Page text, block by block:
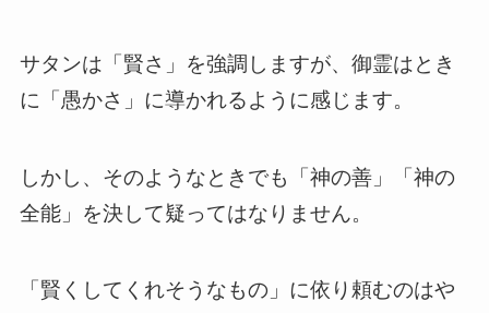
サタンは「賢さ」を強調しますが、御霊はとき
に「愚かさ」に導かれるように感じます。
しかし、そのようなときでも「神の善」「神の
全能」を決して疑ってはなりません。
「賢くしてくれそうなもの」に依り頼むのはや